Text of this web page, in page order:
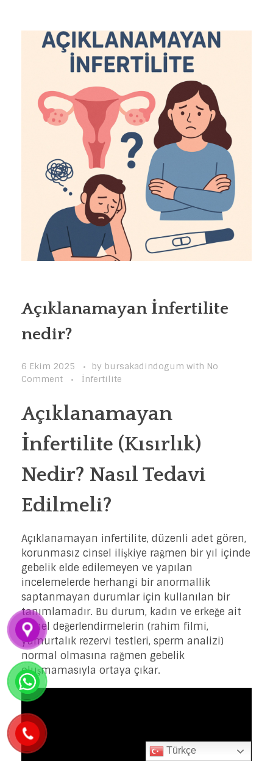
Açıklanamayan İnfertilite
nedir?
6 Ekim 2025 by bursakadindogum with No
Comment
İnfertilite
Açıklanamayan
İnfertilite (Kısırlık)
Nedir? Nasıl Tedavi
Edilmeli?
Açıklanamayan infertilite, düzenli adet gören,
korunmasız cinsel ilişkiye rağmen bir yıl içinde
gebelik elde edilemeyen ve yapılan
incelemelerde herhangi bir anormallik
saptanmayan durumlar için kullanılan bir
tanımlamadır. Bu durum, kadın ve erkeğe ait
temel değerlendirmelerin (rahim filmi,
yumurtalık rezervi testleri, sperm analizi)
normal olmasına rağmen gebelik
oluşmamasıyla ortaya çıkar.
Türkçe